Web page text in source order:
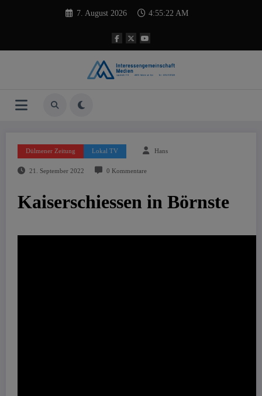
7. August 2026 4:55:23 AM
Dülmener Zeitung Lokal TV Hans
21. September 2022 0 Kommentare
Kaiserschiessen in Börnste